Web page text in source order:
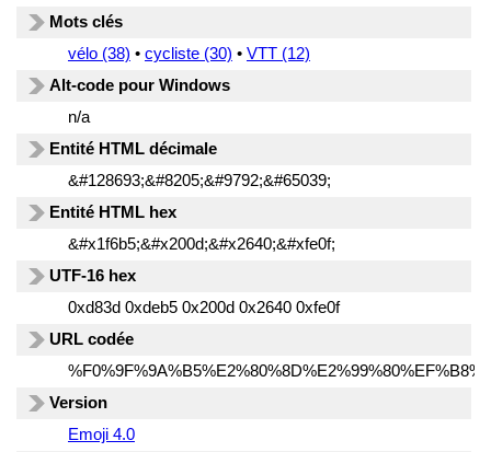
Mots clés
vélo (38) • cycliste (30) • VTT (12)
Alt-code pour Windows
n/a
Entité HTML décimale
&#128693;&#8205;&#9792;&#65039;
Entité HTML hex
&#x1f6b5;&#x200d;&#x2640;&#xfe0f;
UTF-16 hex
0xd83d 0xdeb5 0x200d 0x2640 0xfe0f
URL codée
Version
Emoji 4.0